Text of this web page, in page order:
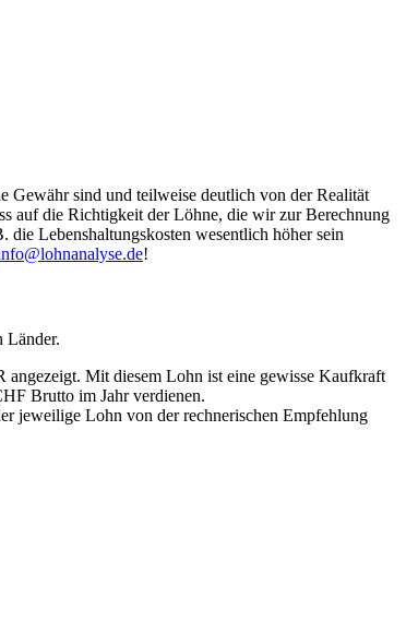
Gewähr sind und teilweise deutlich von der Realität
auf die Richtigkeit der Löhne, die wir zur Berechnung
die Lebenshaltungskosten wesentlich höher sein
!
Länder.
angezeigt. Mit diesem Lohn ist eine gewisse Kaufkraft
Brutto im Jahr verdienen.
jeweilige Lohn von der rechnerischen Empfehlung